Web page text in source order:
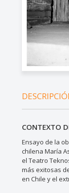
CONTEXTO
Ensayo de la
chilena María
el Teatro
más exitosas
en Chile y el